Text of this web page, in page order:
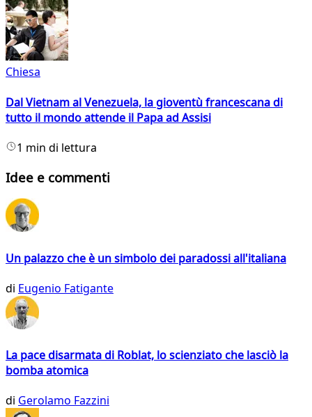
Chiesa
Dal Vietnam al Venezuela, la gioventù francescana di
tutto il mondo attende il Papa ad Assisi
1 min di lettura
Idee e commenti
Un palazzo che è un simbolo dei paradossi all'italiana
di Eugenio Fatigante
La pace disarmata di Roblat, lo scienziato che lasciò la
bomba atomica
di Gerolamo Fazzini